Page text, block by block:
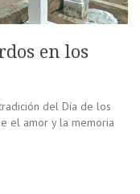
en los
del Día de los
el amor y la memoria